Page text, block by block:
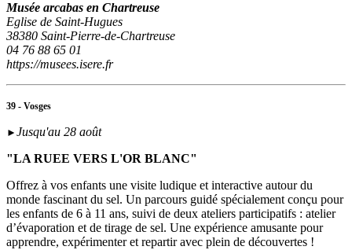
Musée arcabas en Chartreuse
Eglise de Saint-Hugues
38380 Saint-Pierre-de-Chartreuse
04 76 88 65 01
https://musees.isere.fr
39 - Vosges
► Jusqu'au 28 août
"LA RUEE VERS L'OR BLANC"
Offrez à vos enfants une visite ludique et interactive autour du
monde fascinant du sel. Un parcours guidé spécialement conçu pour
les enfants de 6 à 11 ans, suivi de deux ateliers participatifs : atelier
d’évaporation et de tirage de sel. Une expérience amusante pour
apprendre, expérimenter et repartir avec plein de découvertes !